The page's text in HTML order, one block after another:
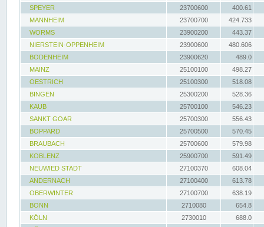
SPEYER
23700600
400.61
MANNHEIM
23700700
424.733
WORMS
23900200
443.37
NIERSTEIN-OPPENHEIM
23900600
480.606
BODENHEIM
23900620
489.0
MAINZ
25100100
498.27
OESTRICH
25100300
518.08
BINGEN
25300200
528.36
KAUB
25700100
546.23
SANKT GOAR
25700300
556.43
BOPPARD
25700500
570.45
BRAUBACH
25700600
579.98
KOBLENZ
25900700
591.49
NEUWIED STADT
27100370
608.04
ANDERNACH
27100400
613.78
OBERWINTER
27100700
638.19
BONN
2710080
654.8
KÖLN
2730010
688.0